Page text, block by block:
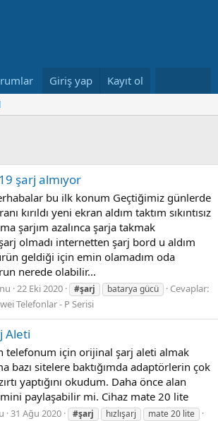
Neler yeni
Giriş yap Kayıt ol
şarj almıyor
bu ilk konum Geçtiğimiz günlerde
kırıldı yeni ekran aldım taktım sıkıntısız
şarjım azalınca şarja takmak
olmadı internetten şarj bord u aldım
geldiği için emin olamadım oda
nerede olabilir...
22 Eki 2020 #şarj batarya gücü
Cevaplar:
Telefonlar - P Serisi
Aleti
telefonum için orijinal şarj aleti almak
bazı sitelere baktığımda adaptörlerin çok
yaptığını okudum. Daha önce alan
paylaşabilir mi. Cihaz mate 20 lite
31 Ağu 2020 #şarj hızlışarj mate 20 lite